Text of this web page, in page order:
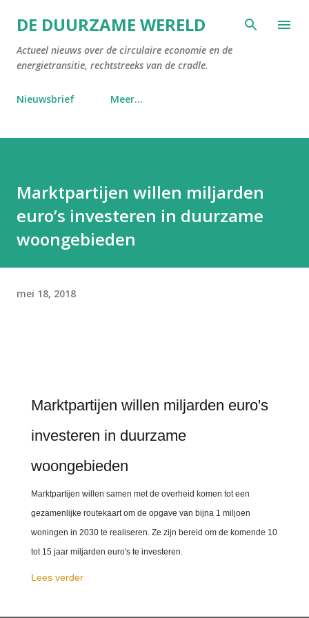
Doorgaan naar hoofdcontent
DE DUURZAME WERELD
Actueel nieuws over de circulaire economie en de
energietransitie, rechtstreeks van de cradle.
Nieuwsbrief Meer…
Marktpartijen willen miljarden
euro’s investeren in duurzame
woongebieden
mei 18, 2018
Marktpartijen willen miljarden euro's
investeren in duurzame
woongebieden
Marktpartijen willen samen met de overheid komen tot een
gezamenlijke routekaart om de opgave van bijna 1 miljoen
woningen in 2030 te realiseren. Ze zijn bereid om de komende 10
tot 15 jaar miljarden euro's te investeren.
Lees verder